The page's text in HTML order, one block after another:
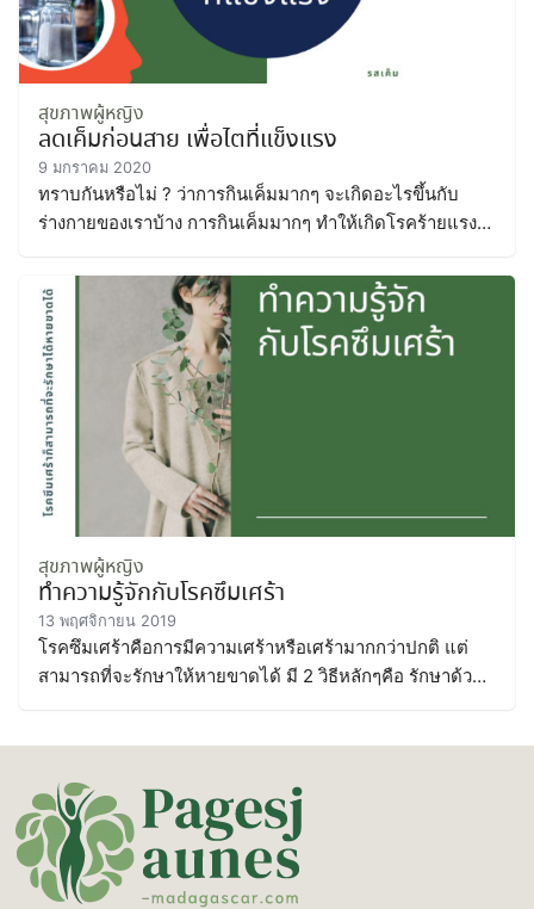
สุขภาพผู้หญิง
ลดเค็มก่อนสาย เพื่อไตที่แข็งแรง
9 มกราคม 2020
ทราบกันหรือไม่ ? ว่าการกินเค็มมากๆ จะเกิดอะไรขึ้นกับ
ร่างกายของเราบ้าง การกินเค็มมากๆ ทำให้เกิดโรคร้ายแรงถึง
สุขภาพผู้หญิง
ทำความรู้จักกับโรคซึมเศร้า
13 พฤศจิกายน 2019
โรคซึมเศร้าคือการมีความเศร้าหรือเศร้ามากกว่าปกติ แต่
สามารถที่จะรักษาให้หายขาดได้ มี 2 วิธีหลักๆคือ รักษาด้วย